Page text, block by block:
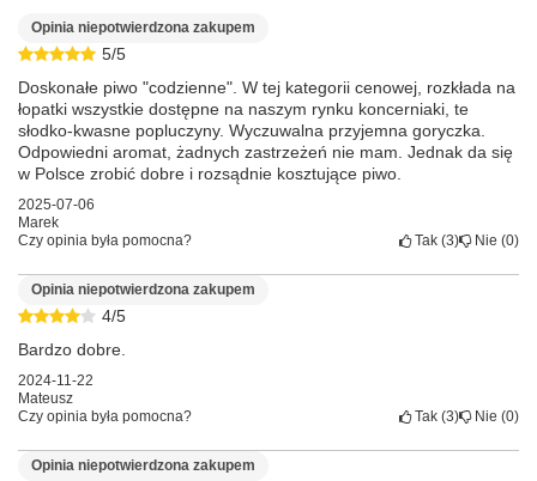
5/5
Opinia niepotwierdzona zakupem
Doskonałe piwo "codzienne". W tej kategorii cenowej, rozkłada na
łopatki wszystkie dostępne na naszym rynku koncerniaki, te
słodko-kwasne popluczyny. Wyczuwalna przyjemna goryczka.
Odpowiedni aromat, żadnych zastrzeżeń nie mam. Jednak da się
w Polsce zrobić dobre i rozsądnie kosztujące piwo.
2025-07-06
Marek
Czy opinia była pomocna?
Tak 3 Nie 0
4/5
Opinia niepotwierdzona zakupem
Bardzo dobre.
2024-11-22
Mateusz
Czy opinia była pomocna?
Tak 3 Nie 0
Opinia niepotwierdzona zakupem